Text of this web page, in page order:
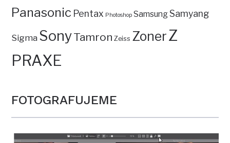
Panasonic Pentax Photoshop SamsungSamyang
Sigma SonyTamron Zeiss ZonerZ
PRAXE
FOTOGRAFUJEME